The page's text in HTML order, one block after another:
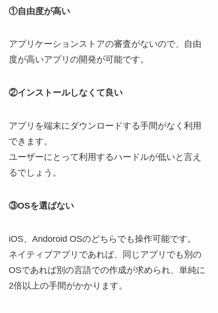
①自由度が高い
アプリケーションストアの審査がないので、自由
度が高いアプリの開発が可能です。
②インストールしなくて良い
アプリを端末にダウンロードする手間がなく利用
できます。
ユーザーにとって利用するハードルが低いと言え
るでしょう。
③OSを選ばない
iOS、Andoroid OSのどちらでも操作可能です。
ネイティブアプリであれば、同じアプリでも別の
OSであれば別の言語での作成が求められ、単純に
2倍以上の手間がかかります。